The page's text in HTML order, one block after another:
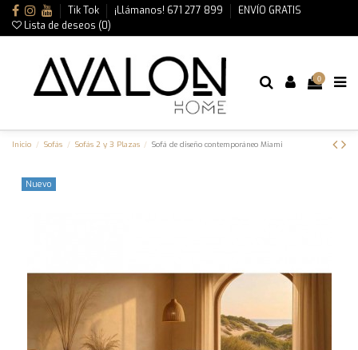
Tik Tok ¡Llámanos! 671 277 899
ENVÍO GRATIS
Lista de deseos (0)
0
Inicio Sofás Sofás 2 y 3 Plazas Sofá de diseño contemporáneo Miami
Nuevo